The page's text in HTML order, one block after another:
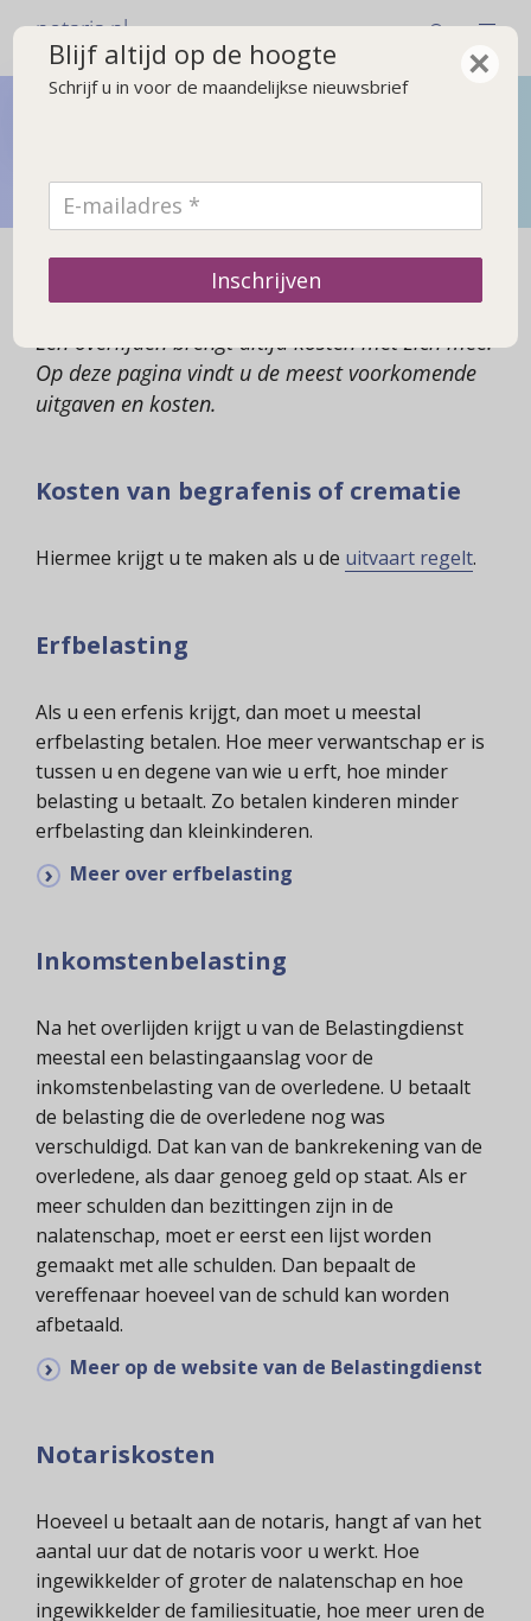
notaris.nl
Wat u moet regelen na een overlijden en wat gebeurt er
met de erfenis
Kosten na een overlijden
Een overlijden brengt altijd kosten met zich mee.
Op deze pagina vindt u de meest voorkomende
uitgaven en kosten.
Kosten van begrafenis of crematie
Hiermee krijgt u te maken als u de uitvaart regelt.
Erfbelasting
Als u een erfenis krijgt, dan moet u meestal
erfbelasting betalen. Hoe meer verwantschap er is
tussen u en degene van wie u erft, hoe minder
belasting u betaalt. Zo betalen kinderen minder
erfbelasting dan kleinkinderen.
Meer over erfbelasting
Inkomstenbelasting
Na het overlijden krijgt u van de Belastingdienst
meestal een belastingaanslag voor de
inkomstenbelasting van de overledene. U betaalt
de belasting die de overledene nog was
verschuldigd. Dat kan van de bankrekening van de
overledene, als daar genoeg geld op staat. Als er
meer schulden dan bezittingen zijn in de
nalatenschap, moet er eerst een lijst worden
gemaakt met alle schulden. Dan bepaalt de
vereffenaar hoeveel van de schuld kan worden
afbetaald.
Meer op de website van de Belastingdienst
Notariskosten
Hoeveel u betaalt aan de notaris, hangt af van het
aantal uur dat de notaris voor u werkt. Hoe
ingewikkelder of groter de nalatenschap en hoe
ingewikkelder de familiesituatie, hoe meer uren de
×
Blijf altijd op de hoogte
Schrijf u in voor de maandelijkse nieuwsbrief
Inschrijven